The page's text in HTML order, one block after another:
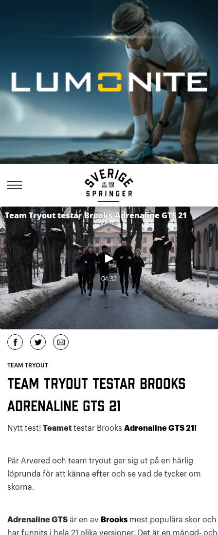
TEAM TRYOUT
Team Tryout testar Brooks
Adrenaline GTS 21
Nytt test! Teamet testar Brooks Adrenaline GTS 21 !
Pär Arvered och team tryout ger sig ut på en härlig
löprunda för att känna efter och se vad de tycker om
skorna.
Adrenaline GTS är en av Brooks mest populära skor och
har funnits i hela 21 olika versioner. Det är en mängd- och